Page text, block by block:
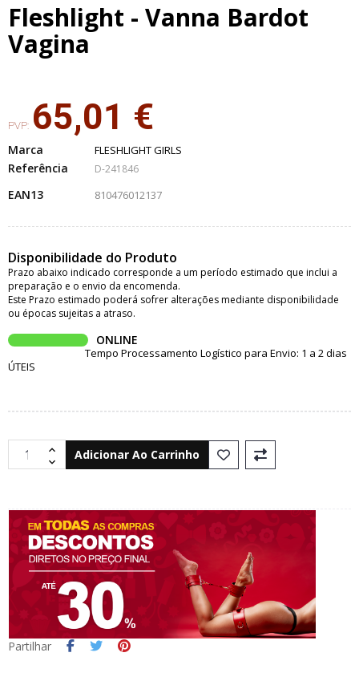
Fleshlight - Vanna Bardot
Vagina
PVP: 65,01 €
Marca FLESHLIGHT GIRLS
Referência D-241846
EAN13 810476012137
Disponibilidade do Produto
Prazo abaixo indicado corresponde a um período estimado que inclui a
preparação e o envio da encomenda.
Este Prazo estimado poderá sofrer alterações mediante disponibilidade
ou épocas sujeitas a atraso.
ONLINE
Tempo Processamento Logístico para Envio: 1 a 2 dias
ÚTEIS
Adicionar Ao Carrinho
Partilhar